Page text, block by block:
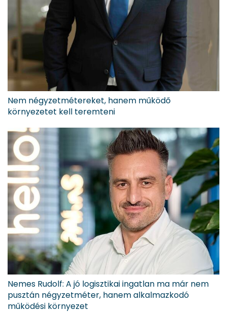
Nem négyzetmétereket, hanem működő
környezetet kell teremteni
Nemes Rudolf: A jó logisztikai ingatlan ma már nem
pusztán négyzetméter, hanem alkalmazkodó
működési környezet